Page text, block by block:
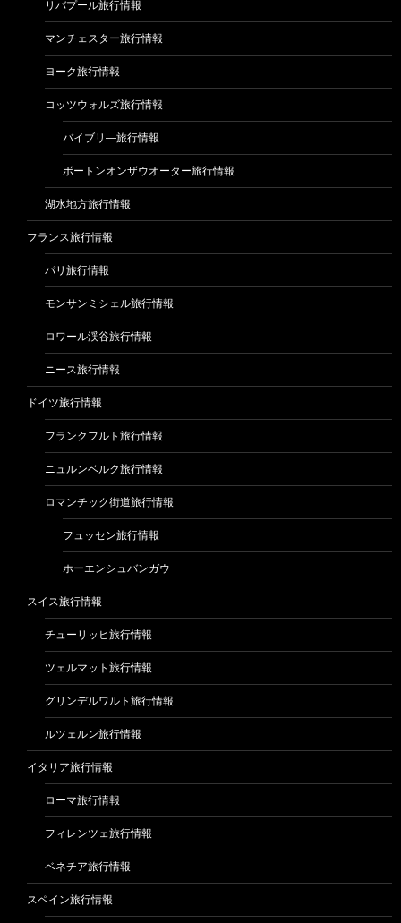
リバプール旅行情報
マンチェスター旅行情報
ヨーク旅行情報
コッツウォルズ旅行情報
バイブリ―旅行情報
ボートンオンザウオーター旅行情報
湖水地方旅行情報
フランス旅行情報
パリ旅行情報
モンサンミシェル旅行情報
ロワール渓谷旅行情報
ニース旅行情報
ドイツ旅行情報
フランクフルト旅行情報
ニュルンベルク旅行情報
ロマンチック街道旅行情報
フュッセン旅行情報
ホーエンシュバンガウ
スイス旅行情報
チューリッヒ旅行情報
ツェルマット旅行情報
グリンデルワルト旅行情報
ルツェルン旅行情報
イタリア旅行情報
ローマ旅行情報
フィレンツェ旅行情報
ベネチア旅行情報
スペイン旅行情報